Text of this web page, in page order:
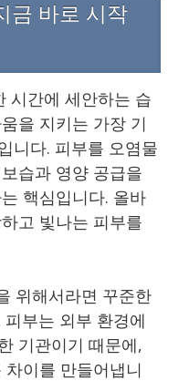
금 바로 시작
시간에 세안하는 습
을 지키는 가장 기
니다. 피부를 오염물
습과 영양 공급을
핵심입니다. 올바
고 빛나는 피부를
위해서라면 꾸준한
부는 외부 환경에
기관이기 때문에,
이를 만들어냅니